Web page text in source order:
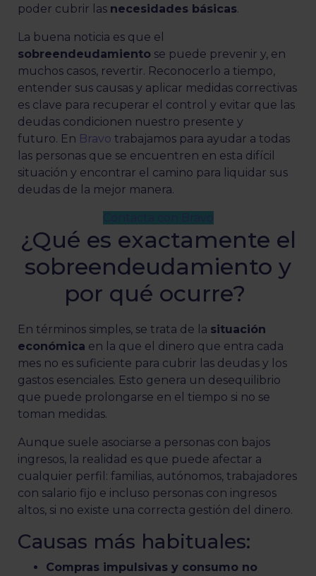
poder cubrir las necesidades básicas.
La buena noticia es que el
sobreendeudamiento se puede prevenir y, en
muchos casos, revertir. Reconocerlo a tiempo,
entender sus causas y aplicar medidas correctivas
es clave para recuperar el control y evitar que las
deudas condicionen nuestro presente y
futuro. En Bravo trabajamos para ayudar a todas
las personas que se encuentren en esta difícil
situación y encontrar el camino para liquidar sus
deudas de la mejor manera.
¿Qué es exactamente el
sobreendeudamiento y
por qué ocurre?
En términos simples, se trata de la situación
económica en la que el dinero que entra cada
mes no es suficiente para cubrir las deudas y los
gastos esenciales. Esto genera un desequilibrio
que puede prolongarse en el tiempo si no se
toman medidas.
Aunque suele asociarse a personas con bajos
ingresos, la realidad es que puede afectar a
cualquier perfil: familias, autónomos, trabajadores
con salario fijo e incluso personas con ingresos
altos, si no existe una correcta gestión del dinero.
Causas más habituales:
Compras impulsivas y consumo no